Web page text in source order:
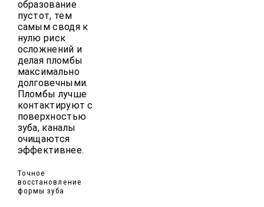
образование
пустот, тем
самым сводя к
нулю риск
осложнений и
делая пломбы
максимально
долговечными.
Пломбы лучше
контактируют с
поверхностью
зуба, каналы
очищаются
эффективнее.
Точное
восстановление
формы зуба